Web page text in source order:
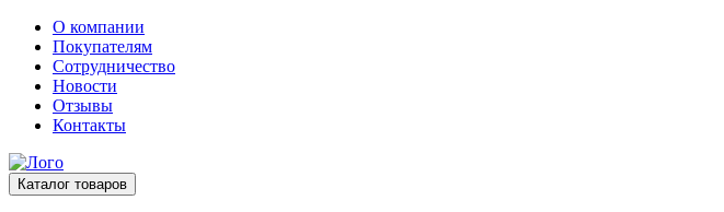
О компании
Покупателям
Сотрудничество
Новости
Отзывы
Контакты
Каталог товаров